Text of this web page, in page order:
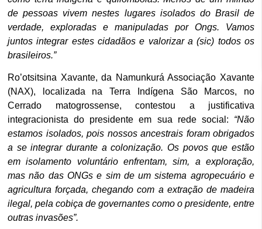
de pessoas vivem nestes lugares isolados do Brasil de
verdade, exploradas e manipuladas por Ongs. Vamos
juntos integrar estes cidadãos e valorizar a (sic) todos os
brasileiros.”
Ro’otsitsina Xavante, da Namunkurá Associação Xavante
(NAX), localizada na Terra Indígena São Marcos, no
Cerrado matogrossense, contestou a justificativa
integracionista do presidente em sua rede social: “Não
estamos isolados, pois nossos ancestrais foram obrigados
a se integrar durante a colonização. Os povos que estão
em isolamento voluntário enfrentam, sim, a exploração,
mas não das ONGs e sim de um sistema agropecuário e
agricultura forçada, chegando com a extração de madeira
ilegal, pela cobiça de governantes como o presidente, entre
outras invasões”.